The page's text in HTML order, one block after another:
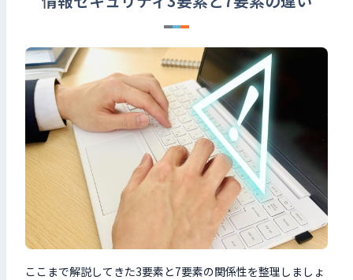
ここまで解説してきた3要素と7要素の関係性を整理しましょ